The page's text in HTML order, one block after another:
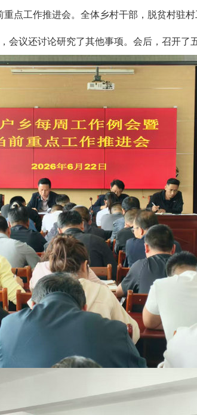
点工作推进会。全体乡村干部，脱贫村驻
议还讨论研究了其他事项。会后，召开了